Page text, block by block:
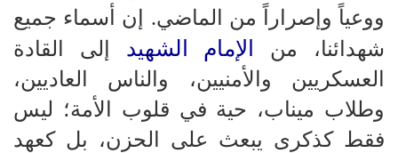
ووعياً وإصراراً من الماضي. إن أسماء جميع
شهدائنا، من
الإمام الشهيد إلى القادة
العسكريين والأمنيين، والناس العاديين،
وطلاب ميناب، حية في قلوب الأمة؛ ليس
فقط كذكرى يبعث على الحزن، بل كعهد